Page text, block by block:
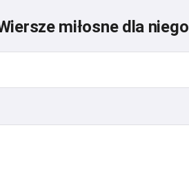
miłosne dla niego